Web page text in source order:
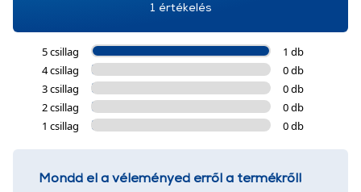
1 értékelés
5 csillag
1 db
4 csillag
0 db
3 csillag
0 db
2 csillag
0 db
1 csillag
0 db
Mondd el a véleményed erről a termékről!